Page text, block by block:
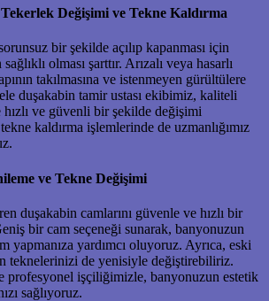
Değişimi ve Tekne Kaldırma
bir şekilde açılıp kapanması için
olması şarttır. Arızalı veya hasarlı
takılmasına ve istenmeyen gürültülere
duşakabin tamir ustası ekibimiz, kaliteli
ve güvenli bir şekilde değişimi
kaldırma işlemlerinde de uzmanlığımız
ve Tekne Değişimi
duşakabin camlarını güvenle ve hızlı bir
bir cam seçeneği sunarak, banyonuzun
yapmanıza yardımcı oluyoruz. Ayrıca, eski
teknelerinizi de yenisiyle değiştirebiliriz.
profesyonel işçiliğimizle, banyonuzun estetik
sağlıyoruz.